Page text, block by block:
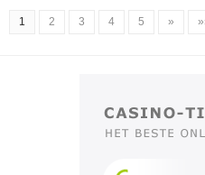
1 2 3 4 5 »